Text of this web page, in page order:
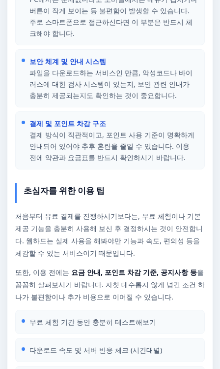
버튼이 작게 보이는 등 불편함이 발생할 수 있습니다.
주로 스마트폰으로 접근하신다면 이 부분은 반드시 체
크해야 합니다.
보안 체계 및 안내 시스템
파일을 다운로드하는 서비스인 만큼, 악성코드나 바이
러스에 대한 검사 시스템이 있는지, 보안 관련 안내가
충분히 제공되는지도 확인하는 것이 중요합니다.
결제 및 포인트 차감 구조
결제 방식이 직관적이고, 포인트 사용 기준이 명확하게
안내되어 있어야 추후 혼란을 줄일 수 있습니다. 이용
전에 약관과 요금표를 반드시 확인하시기 바랍니다.
초심자를 위한 이용 팁
처음부터 유료 결제를 진행하시기보다는, 무료 체험이나 기본
제공 기능을 충분히 사용해 보신 후 결정하시는 것이 안전합니
다. 웹하드는 실제 사용을 해봐야만 기능과 속도, 편의성 등을
체감할 수 있는 서비스이기 때문입니다.
또한, 이용 전에는 요금 안내, 포인트 차감 기준, 공지사항 등을
꼼꼼히 살펴보시기 바랍니다. 자칫 대수롭지 않게 넘긴 조건 하
나가 불편함이나 추가 비용으로 이어질 수 있습니다.
무료 체험 기간 동안 충분히 테스트해보기
다운로드 속도 및 서버 반응 체크 (시간대별)